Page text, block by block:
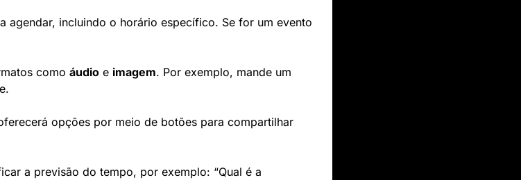
agendar, incluindo o horário específico. Se for um evento
como áudio e imagem. Por exemplo, mande um
opções por meio de botões para compartilhar
a previsão do tempo, por exemplo: “Qual é a